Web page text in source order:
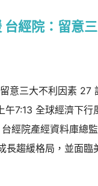
經院：留意三
意三大不利因素 27
7:13 全球經濟下行
經院產經資料庫總
長趨緩格局，並面臨